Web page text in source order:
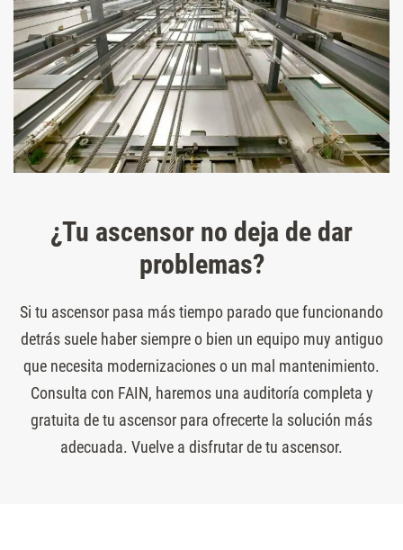
¿Tu ascensor no deja de dar
problemas?
Si tu ascensor pasa más tiempo parado que funcionando
detrás suele haber siempre o bien un equipo muy antiguo
que necesita modernizaciones o un mal mantenimiento.
Consulta con FAIN, haremos una auditoría completa y
gratuita de tu ascensor para ofrecerte la solución más
adecuada. Vuelve a disfrutar de tu ascensor.